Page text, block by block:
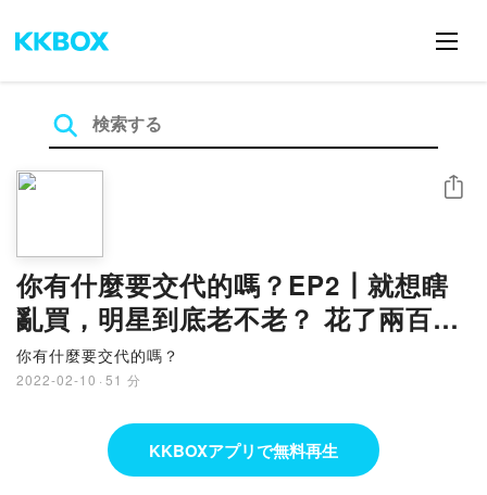
你有什麼要交代的嗎？EP2┃就想瞎
亂買，明星到底老不老？ 花了兩百萬
買NFT！
你有什麼要交代的嗎？
2022-02-10 · 51 分
シェア
KKBOXアプリで無料再生